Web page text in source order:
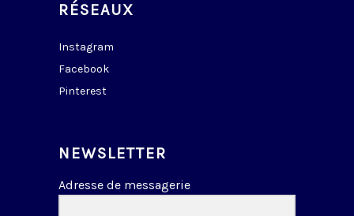
RÉSEAUX
Instagram
Facebook
Pinterest
NEWSLETTER
Adresse de messagerie